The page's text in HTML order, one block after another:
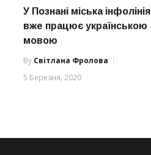
У Познані міська інфолінія
вже працює українською
мовою
By Світлана Фролова
5 Березня, 2020